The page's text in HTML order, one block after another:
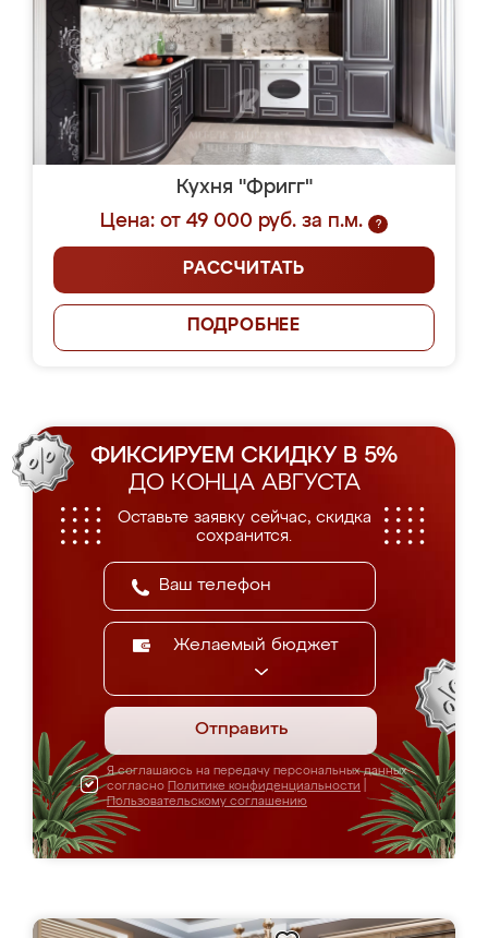
Кухня "Фригг"
Цена: от 49 000 руб. за п.м.
?
РАССЧИТАТЬ
ПОДРОБНЕЕ
ФИКСИРУЕМ СКИДКУ В 5%
ДО КОНЦА АВГУСТА
Оставьте заявку сейчас, скидка
сохранится.
Желаемый бюджет
Отправить
Я соглашаюсь на передачу персональных данных
согласно Политике конфиденциальности
Пользовательскому соглашению